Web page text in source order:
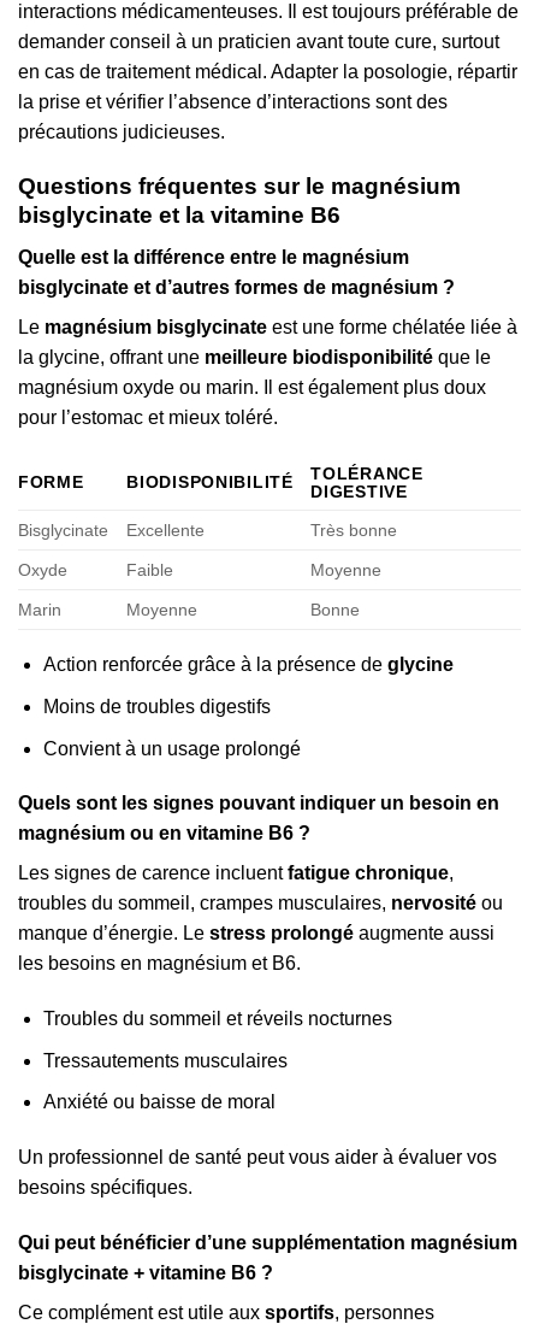
interactions médicamenteuses. Il est toujours préférable de
demander conseil à un praticien avant toute cure, surtout
en cas de traitement médical. Adapter la posologie, répartir
la prise et vérifier l’absence d’interactions sont des
précautions judicieuses.
Questions fréquentes sur le magnésium
bisglycinate et la vitamine B6
Quelle est la différence entre le magnésium
bisglycinate et d’autres formes de magnésium ?
Le magnésium bisglycinate est une forme chélatée liée à
la glycine, offrant une meilleure biodisponibilité que le
magnésium oxyde ou marin. Il est également plus doux
pour l’estomac et mieux toléré.
FORME BIODISPONIBILITÉ
TOLÉRANCE
DIGESTIVE
Bisglycinate
Excellente Très bonne
Oxyde Faible Moyenne
Marin Moyenne Bonne
Action renforcée grâce à la présence de glycine
Moins de troubles digestifs
Convient à un usage prolongé
Quels sont les signes pouvant indiquer un besoin en
magnésium ou en vitamine B6 ?
Les signes de carence incluentfatigue chronique,
troubles du sommeil, crampes musculaires, nervosité ou
manque d’énergie. Le stress prolongé augmente aussi
les besoins en magnésium et B6.
Troubles du sommeil et réveils nocturnes
Tressautements musculaires
Anxiété ou baisse de moral
Un professionnel de santé peut vous aider à évaluer vos
besoins spécifiques.
Qui peut bénéficier d’une supplémentation magnésium
bisglycinate + vitamine B6 ?
Ce complément est utile aux sportifs, personnes